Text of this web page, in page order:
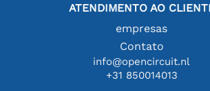
ATENDIMENTO AO
empresas
Contato
info@opencircuit.nl
+31 850014013